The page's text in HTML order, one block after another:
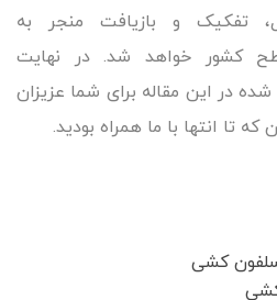
تفکیک و بازیافت منجر به
کشور خواهد شد. در نهایت
در این مقاله برای شما عزیزان
تا انتها با ما همراه بودید.
سلفون کشی